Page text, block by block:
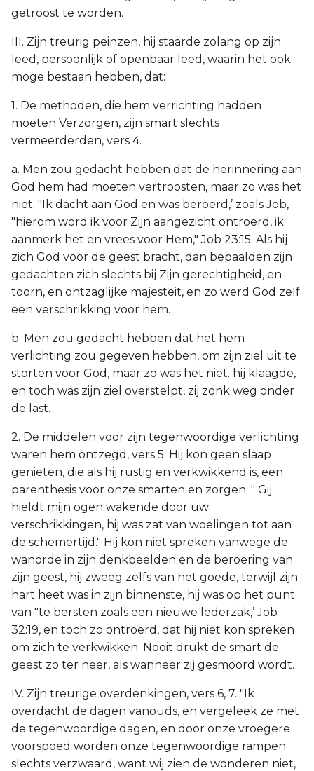
getroost te worden.
III. Zijn treurig peinzen, hij staarde zolang op zijn
leed, persoonlijk of openbaar leed, waarin het ook
moge bestaan hebben, dat:
1. De methoden, die hem verrichting hadden
moeten Verzorgen, zijn smart slechts
vermeerderden, vers 4.
a. Men zou gedacht hebben dat de herinnering aan
God hem had moeten vertroosten, maar zo was het
niet. "Ik dacht aan God en was beroerd,’ zoals Job,
"hierom word ik voor Zijn aangezicht ontroerd, ik
aanmerk het en vrees voor Hem," Job 23:15. Als hij
zich God voor de geest bracht, dan bepaalden zijn
gedachten zich slechts bij Zijn gerechtigheid, en
toorn, en ontzaglijke majesteit, en zo werd God zelf
een verschrikking voor hem.
b. Men zou gedacht hebben dat het hem
verlichting zou gegeven hebben, om zijn ziel uit te
storten voor God, maar zo was het niet. hij klaagde,
en toch was zijn ziel overstelpt, zij zonk weg onder
de last.
2. De middelen voor zijn tegenwoordige verlichting
waren hem ontzegd, vers 5. Hij kon geen slaap
genieten, die als hij rustig en verkwikkend is, een
parenthesis voor onze smarten en zorgen. " Gij
hieldt mijn ogen wakende door uw
verschrikkingen, hij was zat van woelingen tot aan
de schemertijd." Hij kon niet spreken vanwege de
wanorde in zijn denkbeelden en de beroering van
zijn geest, hij zweeg zelfs van het goede, terwijl zijn
hart heet was in zijn binnenste, hij was op het punt
van "te bersten zoals een nieuwe lederzak,’ Job
32:19, en toch zo ontroerd, dat hij niet kon spreken
om zich te verkwikken. Nooit drukt de smart de
geest zo ter neer, als wanneer zij gesmoord wordt.
IV. Zijn treurige overdenkingen, vers 6, 7. "Ik
overdacht de dagen vanouds, en vergeleek ze met
de tegenwoordige dagen, en door onze vroegere
voorspoed worden onze tegenwoordige rampen
slechts verzwaard, want wij zien de wonderen niet,